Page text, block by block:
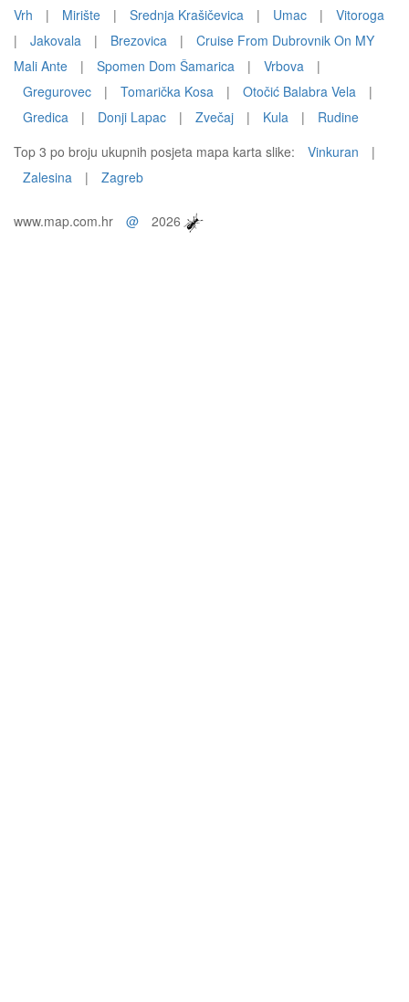
Vrh
| Mirište | Srednja Krašičevica | Umac |
Vitoroga
|
Jakovala | Brezovica |
Cruise From Dubrovnik On MY
Mali Ante
| Spomen Dom Šamarica | Vrbova
|
Gregurovec
| Tomarička Kosa | Otočić Balabra Vela
|
Gredica
| Donji Lapac | Zvečaj | Kula |
Rudine
Top 3 po broju ukupnih posjeta mapa karta slike:
Vinkuran
|
Zalesina
| Zagreb
www.map.com.hr @ 2026